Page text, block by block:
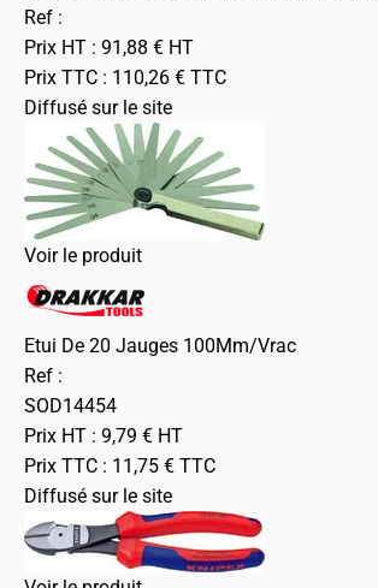
Ref :
Prix HT : 91,88 € HT
Prix TTC : 110,26 € TTC
Diffusé sur le site
Voir le produit
Etui De 20 Jauges 100Mm/Vrac
Ref :
SOD14454
Prix HT : 9,79 € HT
Prix TTC : 11,75 € TTC
Diffusé sur le site